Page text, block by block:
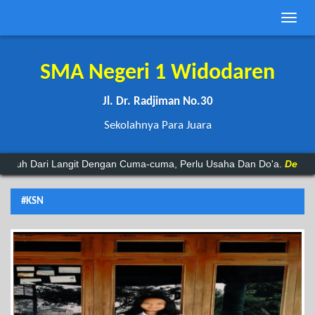
Toggle
SMA Negeri 1 Widodaren
Jl. Dr. Radjiman No.30
Sekolahnya Para Juara
Dari Langit Dengan Cuma-cuma, Perlu Usaha Dan Do'a. Dewa 19
#KSN